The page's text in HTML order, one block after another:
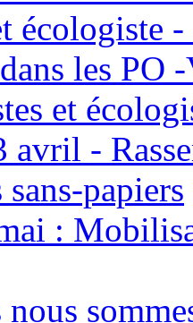
écologiste
les PO
et
avril -
papiers
:
nous